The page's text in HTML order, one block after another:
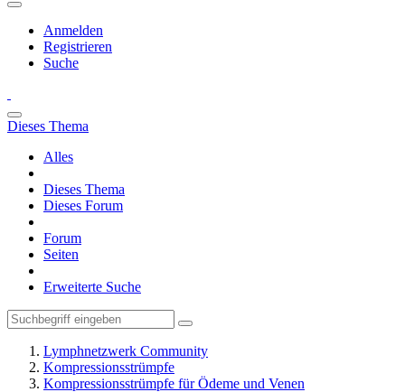
Anmelden
Registrieren
Suche
Dieses Thema
Alles
Dieses Thema
Dieses Forum
Forum
Seiten
Erweiterte Suche
Lymphnetzwerk Community
Kompressionsstrümpfe
Kompressionsstrümpfe für Ödeme und Venen